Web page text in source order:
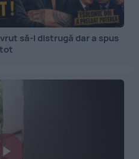
să-l distrugă dar a spus
tot